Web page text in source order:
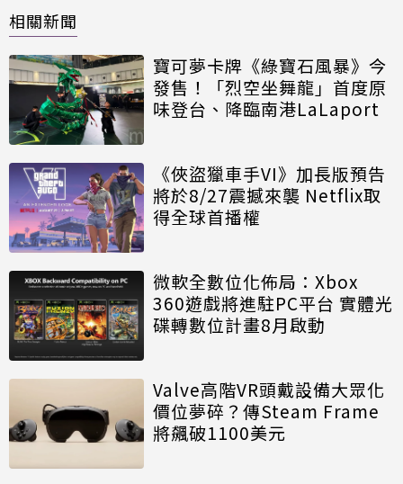
相關新聞
寶可夢卡牌《綠寶石風暴》今
發售！「烈空坐舞龍」首度原
味登台、降臨南港LaLaport
《俠盜獵車手VI》加長版預告
將於8/27震撼來襲 Netflix取
得全球首播權
微軟全數位化佈局：Xbox
360遊戲將進駐PC平台 實體光
碟轉數位計畫8月啟動
Valve高階VR頭戴設備大眾化
價位夢碎？傳Steam Frame
將飆破1100美元